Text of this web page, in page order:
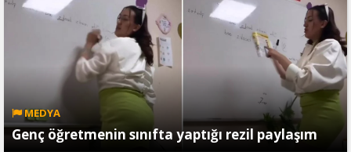
MEDYA
Genç öğretmenin sınıfta yaptığı rezil paylaşım